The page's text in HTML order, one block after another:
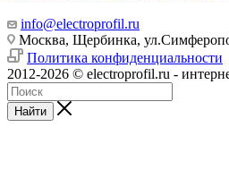
info@electroprofil.ru
Москва, Щербинка,
Политика конфиденциальности
2012-2026 © electroprofil.ru -
Найти